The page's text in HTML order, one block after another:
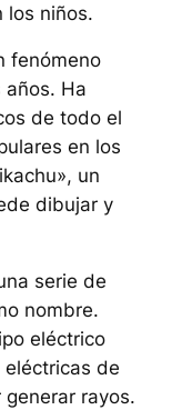
los niños.
fenómeno
Ha
de todo el
en los
un
dibujar y
serie de
nombre.
eléctrico
de
rayos.